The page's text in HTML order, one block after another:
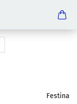
Festina